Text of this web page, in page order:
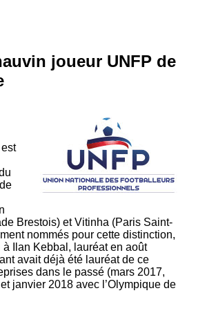
joueur UNFP de
Brestois) et Vitinha (Paris Saint-
nommés pour cette distinction,
Ilan Kebbal, lauréat en août
avait déjà été lauréat de ce
dans le passé (mars 2017,
janvier 2018 avec l’Olympique de